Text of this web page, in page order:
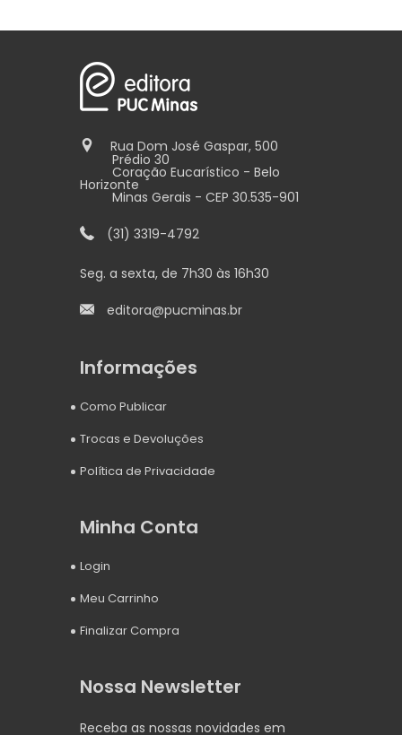
Rua Dom José Gaspar, 500
Prédio 30
Coração Eucarístico - Belo
Horizonte
Minas Gerais - CEP 30.535-901
(31) 3319-4792
Seg. a sexta, de 7h30 às 16h30
editora@pucminas.br
Informações
Como Publicar
Trocas e Devoluções
Política de Privacidade
Minha Conta
Login
Meu Carrinho
Finalizar Compra
Nossa Newsletter
Receba as nossas novidades em